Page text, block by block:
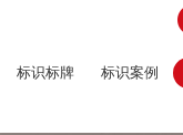
标识标牌 标识案例